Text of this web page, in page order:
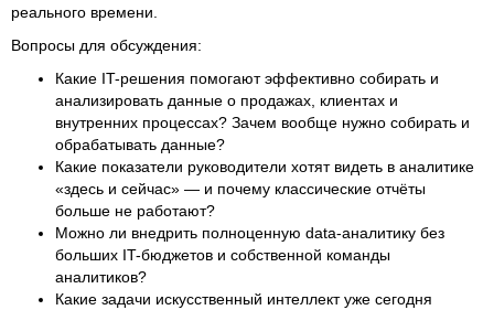
реального времени.
Вопросы для обсуждения:
Какие IT-решения помогают эффективно собирать и
анализировать данные о продажах, клиентах и
внутренних процессах? Зачем вообще нужно собирать и
обрабатывать данные?
Какие показатели руководители хотят видеть в аналитике
«здесь и сейчас» — и почему классические отчёты
больше не работают?
Можно ли внедрить полноценную data-аналитику без
больших IT-бюджетов и собственной команды
аналитиков?
Какие задачи искусственный интеллект уже сегодня